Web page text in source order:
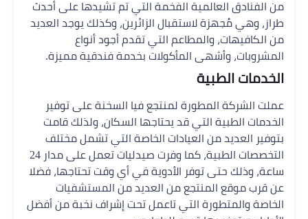
من الفنادق العالمية الفخمة التي تم تشيدها على أحدث
طراز، وهي مُجهزة لاستقبال الزائرين، وكذلك يوجد العديد
من الكافيهات، والمطاعم التي تقدم أجود أنواع
المشروبات، وأشهى المأكولات بخدمة فندقية مميزة.
الخدمات الطبية
عملت الشركة المطورة لمنتجع فيا السخنة على توفير
الخدمات الطبية التي قد يحتاجها السكان، ولذلك قامت
بتوفير العديد من العيادات الخاصة التي تشمل مختلف
التخصصات الطبية، كما وفرت صيدليات تعمل على مدار 24
ساعة، وذلك حتى توفر الأدوية في أي وقت تحتاجها، فضلا
عن قرب موقع المنتجع من العديد من المستشفيات
الخاصة والمتطورة التي تاعمل تحت إشراف نخبة من أفضل